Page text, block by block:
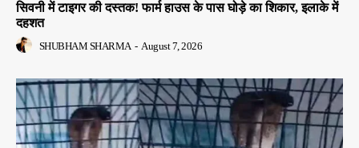
सिवनी में टाइगर की दस्तक! फार्म हाउस के पास घोड़े का शिकार, इलाके में
दहशत
SHUBHAM SHARMA - August 7, 2026